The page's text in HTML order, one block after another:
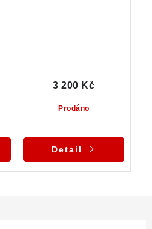
Prodáno
3 200 Kč
Detail